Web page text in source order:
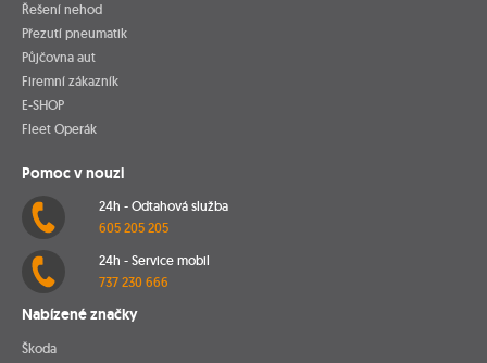
Řešení nehod
Přezutí pneumatik
Půjčovna aut
Firemní zákazník
E-SHOP
Fleet Operák
Pomoc v nouzi
24h - Odtahová služba
605 205 205
24h - Service mobil
737 230 666
Nabízené značky
Škoda